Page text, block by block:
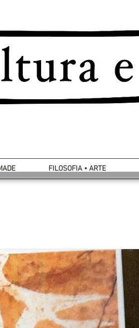
FILOSOFIA • ARTE